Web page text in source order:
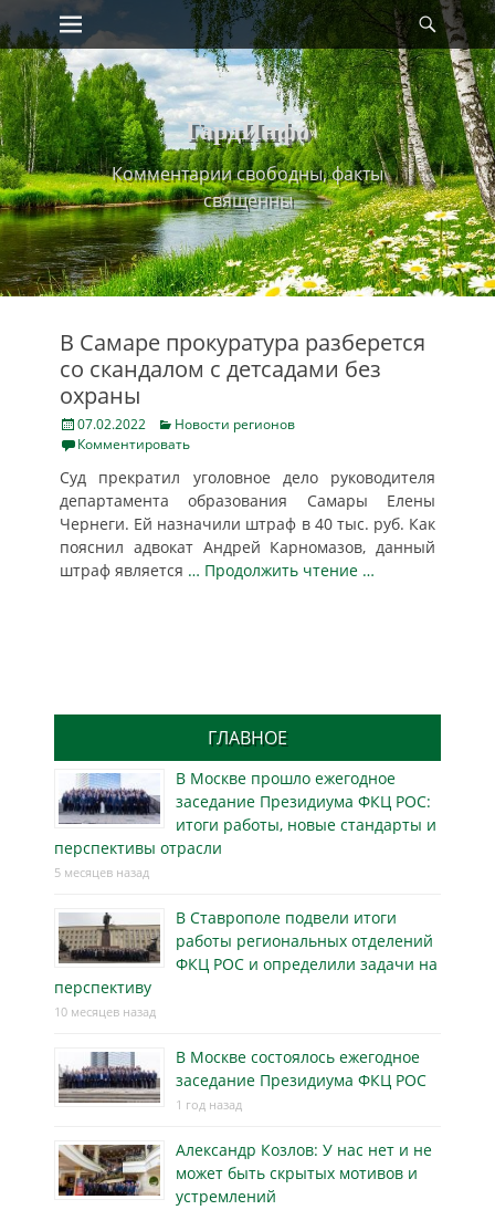
Skip
to
content
Primary Menu
ГардИнфо
Комментарии свободны, факты
священны
В Самаре прокуратура разберется
со скандалом с детсадами без
охраны
Posted
on
07.02.2022 Categories
Новости регионов
Комментировать
Суд прекратил уголовное дело руководителя
департамента образования Самары Елены
Чернеги. Ей назначили штраф в 40 тыс. руб. Как
пояснил адвокат Андрей Карномазов, данный
штраф является … Продолжить чтение …
ГЛАВНОЕ
В Москве прошло ежегодное
заседание Президиума ФКЦ РОС:
итоги работы, новые стандарты и
перспективы отрасли
5 месяцев назад
В Ставрополе подвели итоги
работы региональных отделений
ФКЦ РОС и определили задачи на
перспективу
10 месяцев назад
В Москве состоялось ежегодное
заседание Президиума ФКЦ РОС
1 год назад
Александр Козлов: У нас нет и не
может быть скрытых мотивов и
устремлений